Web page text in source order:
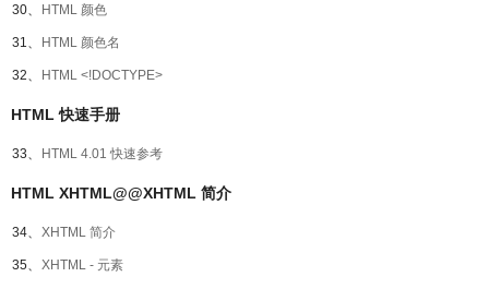
30、 HTML 颜色
31、 HTML 颜色名
32、 HTML <!DOCTYPE>
HTML 快速手册
33、 HTML 4.01 快速参考
HTML XHTML@@XHTML 简介
34、 XHTML 简介
35、 XHTML - 元素